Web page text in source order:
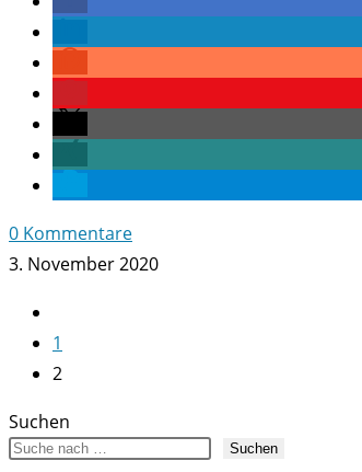
0 Kommentare
3. November 2020
vorherigen
Seite
1
2
Suchen
Suchen